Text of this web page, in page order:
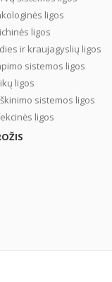
ligos
ligos
ir kraujagyslių ligos
sistemos ligos
ligos
sistemos ligos
ligos